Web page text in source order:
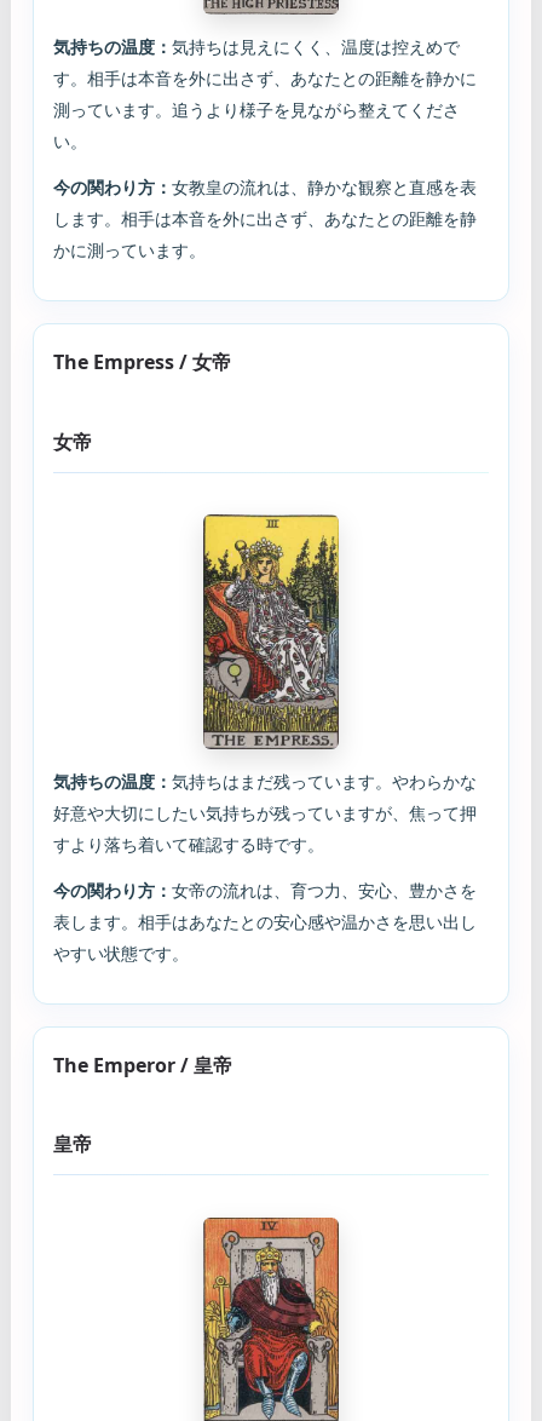
気持ちの温度： 気持ちは見えにくく、温度は控えめで
す。相手は本音を外に出さず、あなたとの距離を静かに
測っています。追うより様子を見ながら整えてくださ
い。
今の関わり方： 女教皇の流れは、静かな観察と直感を表
します。相手は本音を外に出さず、あなたとの距離を静
かに測っています。
The Empress / 女帝
女帝
気持ちの温度： 気持ちはまだ残っています。やわらかな
好意や大切にしたい気持ちが残っていますが、焦って押
すより落ち着いて確認する時です。
今の関わり方： 女帝の流れは、育つ力、安心、豊かさを
表します。相手はあなたとの安心感や温かさを思い出し
やすい状態です。
The Emperor / 皇帝
皇帝